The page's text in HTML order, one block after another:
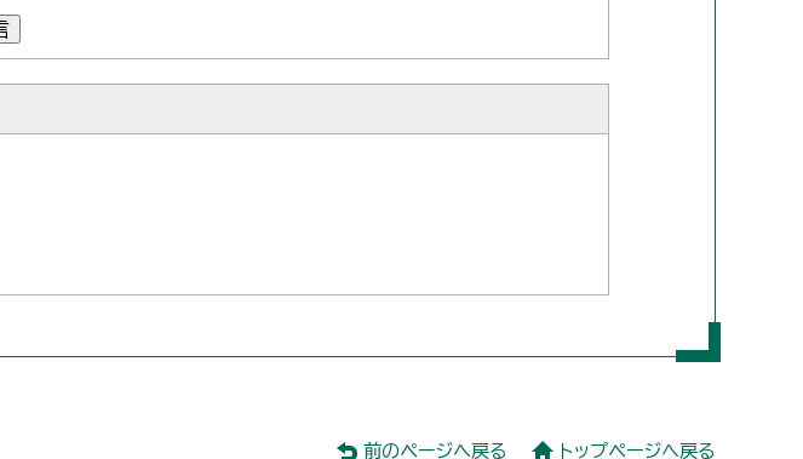
前のページへ戻る トップページへ戻る